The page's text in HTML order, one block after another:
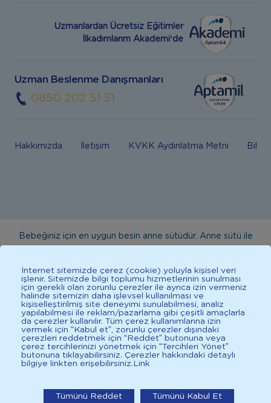
Uzmanlardan Ücretsiz Eğitimler
İlkadımlarım Akademi’de
Uzman Beslenme Danışmanları
0850 202 51 51
Hakkımızda İletişim KVKK Aydınlatma Metni Bilgi
Bebeğiniz için en uygun besin anne sütüdür. Anne sütü ile
danışınız. Bu sitede yayınlanan bilgiler hekim tavsiyesi
yerine geçmez. En doğru bilgi için doktorunuza danışınız.
Sağlıklı yaşam için dengeli, çeşitli beslenilmelidir. *D vitamini
çocuklarda bağışıklık sisteminin normal işlevine katkıda
bulunur.
İlkadımlarım'ı uygulamada
İnternet sitemizde çerez (cookie) yoluyla kişisel veri
işlenir. Sitemizde bilgi toplumu hizmetlerinin sunulması
için gerekli olan zorunlu çerezler ile ayrıca izin vermeniz
halinde sitemizin daha işlevsel kullanılması ve
kişiselleştirilmiş site deneyimi sunulabilmesi, analiz
yapılabilmesi ile reklam/pazarlama gibi çeşitli amaçlarla
da çerezler kullanılır. Tüm çerez kullanımlarına izin
vermek için “Kabul et”, zorunlu çerezler dışındaki
çerezleri reddetmek için “Reddet” butonuna veya
çerez tercihlerinizi yönetmek için “Tercihleri Yönet”
butonuna tıklayabilirsiniz. Çerezler hakkındaki detaylı
bilgiye linkten erişebilirsiniz. Link
Tümünü Reddet Tümünü Kabul Et